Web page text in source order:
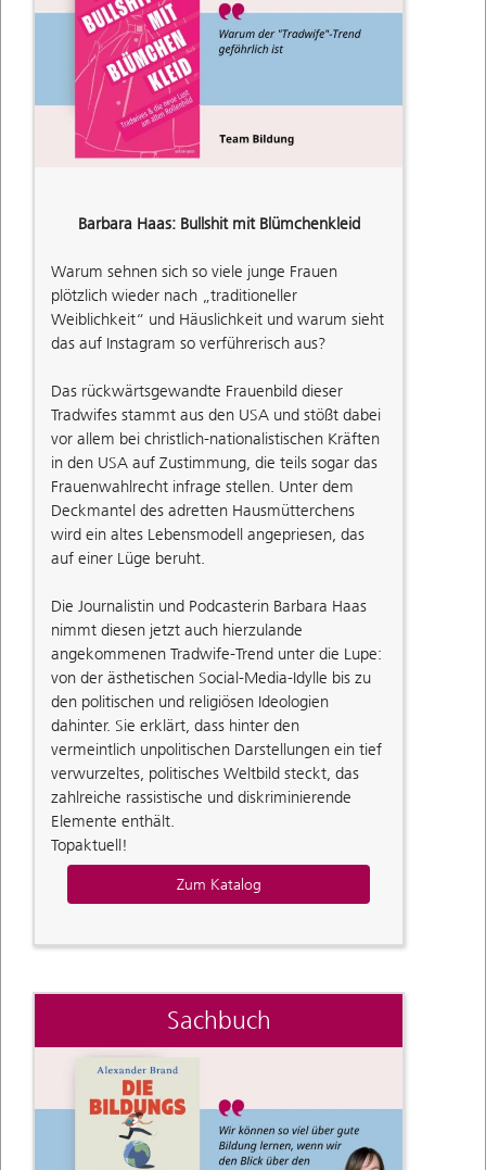
Barbara Haas: Bullshit mit Blümchenkleid
Warum sehnen sich so viele junge Frauen
plötzlich wieder nach „traditioneller
Weiblichkeit“ und Häuslichkeit und warum sieht
das auf Instagram so verführerisch aus?
Das rückwärtsgewandte Frauenbild dieser
Tradwifes stammt aus den USA und stößt dabei
vor allem bei christlich-nationalistischen Kräften
in den USA auf Zustimmung, die teils sogar das
Frauenwahlrecht infrage stellen. Unter dem
Deckmantel des adretten Hausmütterchens
wird ein altes Lebensmodell angepriesen, das
auf einer Lüge beruht.
Die Journalistin und Podcasterin Barbara Haas
nimmt diesen jetzt auch hierzulande
angekommenen Tradwife-Trend unter die Lupe:
von der ästhetischen Social-Media-Idylle bis zu
den politischen und religiösen Ideologien
dahinter. Sie erklärt, dass hinter den
vermeintlich unpolitischen Darstellungen ein tief
verwurzeltes, politisches Weltbild steckt, das
zahlreiche rassistische und diskriminierende
Elemente enthält.
Topaktuell!
Zum Katalog
Sachbuch